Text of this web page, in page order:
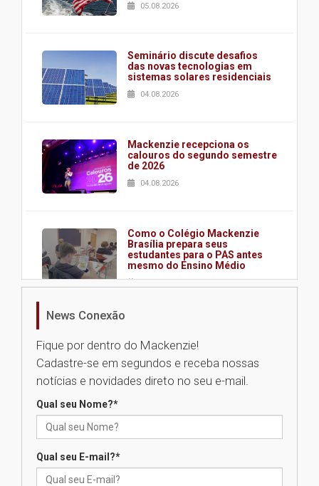
05.08.2026
Seminário discute desafios
das novas tecnologias em
sistemas solares residenciais
04.08.2026
Mackenzie recepciona os
calouros do segundo semestre
de 2026
04.08.2026
Como o Colégio Mackenzie
Brasília prepara seus
estudantes para o PAS antes
mesmo do Ensino Médio
04.08.2026
na educação dos filhos além da
escola
04.08.2026
docentes para debater
News Conexão
Fique por dentro do Mackenzie!
Cadastre-se em segundos e receba nossas
notícias e novidades direto no seu e-mail.
Qual seu Nome?*
Qual seu E-mail?*